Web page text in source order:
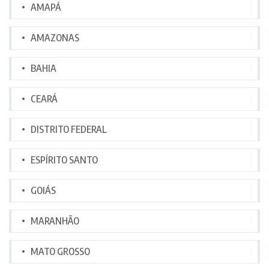
AMAPÁ
AMAZONAS
BAHIA
CEARÁ
DISTRITO FEDERAL
ESPÍRITO SANTO
GOIÁS
MARANHÃO
MATO GROSSO